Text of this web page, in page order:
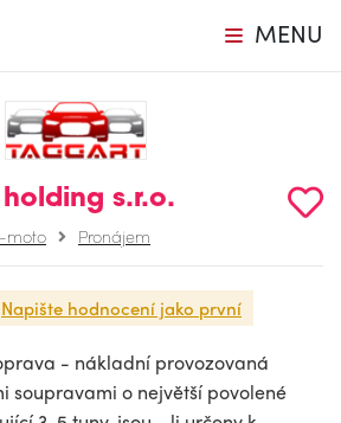
MENU
holding s.r.o.
moto Pronájem
Napište hodnocení jako první
- nákladní provozovaná
soupravami o největší povolené